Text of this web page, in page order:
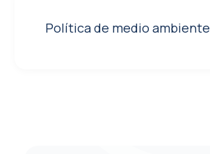
Política de medio ambiente